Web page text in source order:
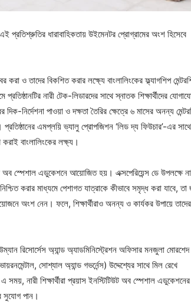
প্রতিশ্রুতির ধারাবাহিকতায় উইমেনটর প্রোগ্রামের অংশ হিসেবে
ও তাদের বিকশিত করার লক্ষ্যে বাংলালিংকের ফ্ল্যাগশিপ
নারী টেক-লিডারদের সাথে স্নাতক শিক্ষার্থীদের
দিক-নির্দেশনা পাওয়া ও দক্ষতা তৈরির ক্ষেত্রে ৬ মাসের অনন্য
এমপ্লয়ি ভ্যালু প্রোপজিশন ‘লিড দ্য ফিউচার’-এর সাথে
বাংলালিংকের লক্ষ্য।
অব স্পেশাল এডুকেশনে আয়োজিত হয়। এক্সপেরিয়েন্স ডে উপলক্ষে
করার মাধ্যমে পেশাগত যাত্রাকে কীভাবে সমৃদ্ধ করা যাবে, তা
অংশ নেন। ফলে, শিক্ষার্থীরাও অনন্য ও কার্যকর উপায়ে
রিসোর্সেস অ্যান্ড অ্যাডমিনিস্ট্রেশন অফিসার মনজুলা
সোশ্যাল অ্যান্ড গভর্নেন্স) উদ্দেশ্যের সাথে মিল রেখে
নারী শিক্ষার্থীরা প্রয়াস ইনস্টিটিউট অব স্পেশাল এডুকেশনের
সুযোগ পান।